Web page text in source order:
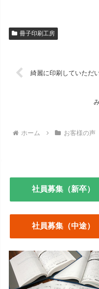
冊子印刷工房
綺麗に印刷していただ
ホーム お客様の声
社員募集（新卒）
社員募集（中途）